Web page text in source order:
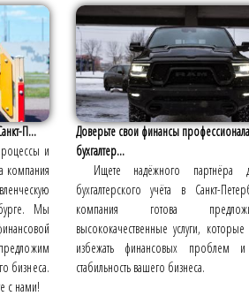
П...
и
компания
Мы
бизнеса.
с нами!
Доверьте свои финансы
бухгалтер...
Ищете надёжного партнёра
бухгалтерского учёта в Санкт-
компания готова
высококачественные услуги,
избежать финансовых проблем и
стабильность вашего бизнеса.